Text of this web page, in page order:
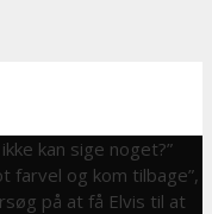
kan sige noget?”
farvel og kom tilbage”,
på at få Elvis til at